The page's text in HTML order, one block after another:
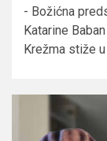
- Božićna
Katarine
Krežma stiže u